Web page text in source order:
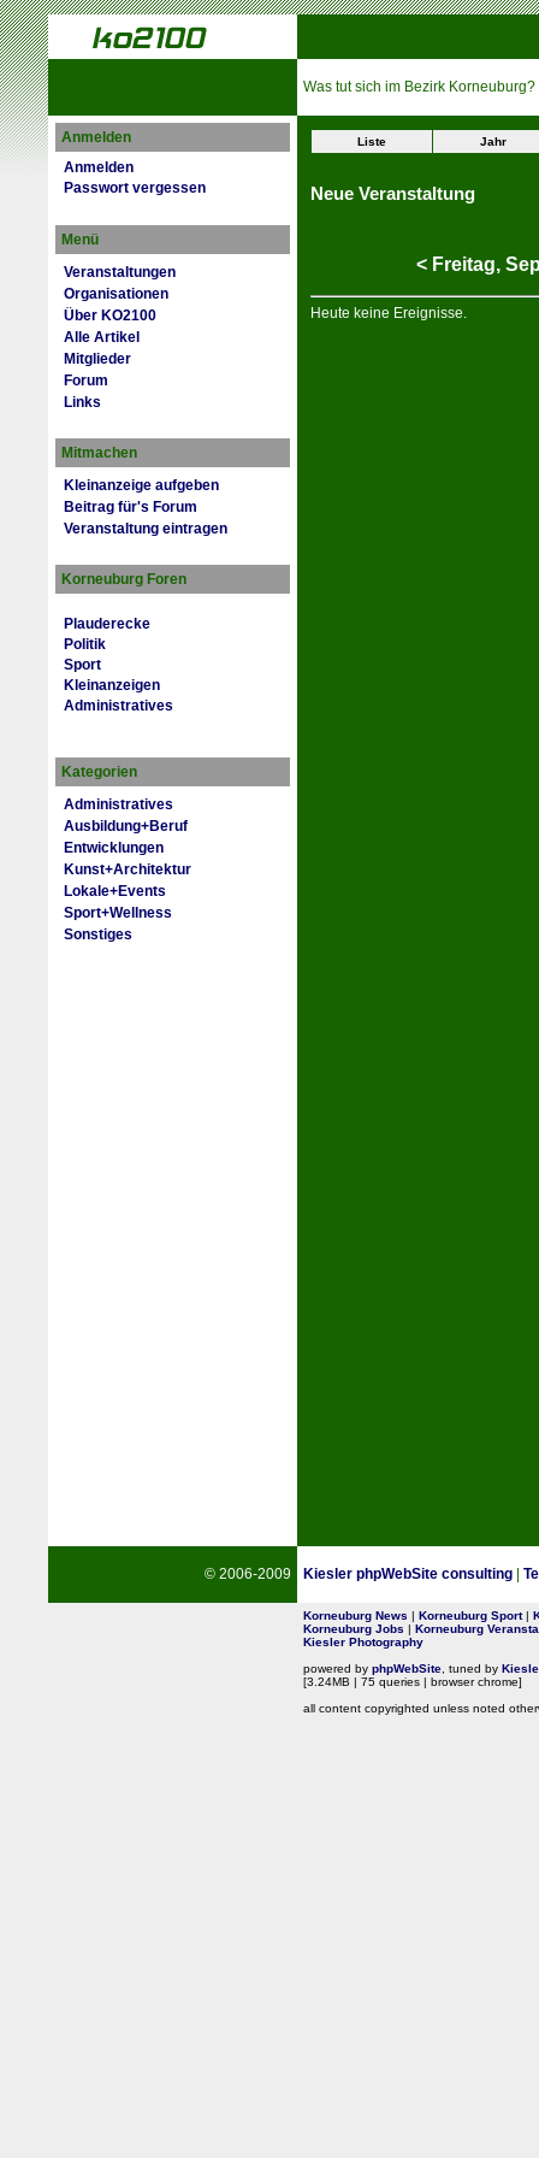
Was tut sich im Bezirk Korneuburg?
Anmelden
Anmelden
Passwort vergessen
Menü
Veranstaltungen
Organisationen
Über KO2100
Alle Artikel
Mitglieder
Forum
Links
Mitmachen
Kleinanzeige aufgeben
Beitrag für's Forum
Veranstaltung eintragen
Korneuburg Foren
Plauderecke
Politik
Sport
Kleinanzeigen
Administratives
Kategorien
Administratives
Ausbildung+Beruf
Entwicklungen
Kunst+Architektur
Lokale+Events
Sport+Wellness
Sonstiges
Liste Jahr
Neue Veranstaltung
< Freitag,
Heute keine Ereignisse.
© 2006-2009 Kiesler phpWebSite consulting
Korneuburg News | Korneuburg Sport|
Korneuburg Jobs | Korneuburg
Kiesler Photography
powered by phpWebSite , tuned by
[3.24MB | 75 queries | browser chrome]
all content copyrighted unless noted